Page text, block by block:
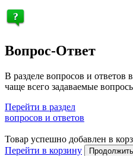
Вопрос-Ответ
В разделе вопросов и ответов
чаще всего задаваемые
Перейти в раздел
вопросов и ответов
Товар успешно добавлен в
Перейти в корзину